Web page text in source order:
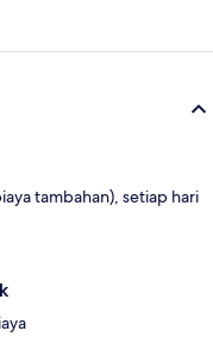
tambahan), setiap hari